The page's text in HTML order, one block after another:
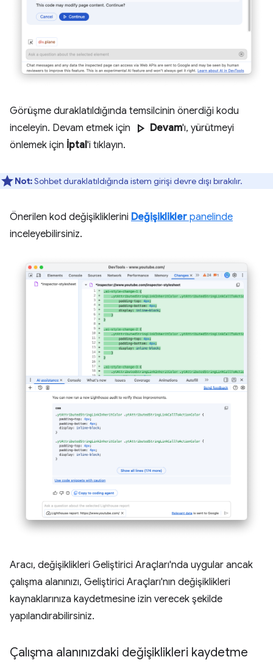
Görüşme duraklatıldığında temsilcinin önerdiği kodu
inceleyin. Devam etmek için
play_arrow Devam'ı, yürütmeyi
önlemek için İptal'i tıklayın.
Not:Sohbet duraklatıldığında istem girişi devre dışı bırakılır.
Önerilen kod değişikliklerini Değişiklikler panelinde
inceleyebilirsiniz.
Aracı, değişiklikleri Geliştirici Araçları'nda uygular ancak
çalışma alanınızı, Geliştirici Araçları'nın değişiklikleri
kaynaklarınıza kaydetmesine izin verecek şekilde
yapılandırabilirsiniz.
Çalışma alanınızdaki değişiklikleri kaydetme